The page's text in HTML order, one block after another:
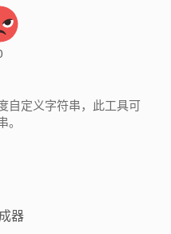
自定义字符串，此工具可
器